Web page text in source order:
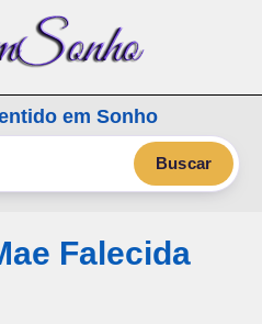
mais em Sonho
Buscar
Falecida